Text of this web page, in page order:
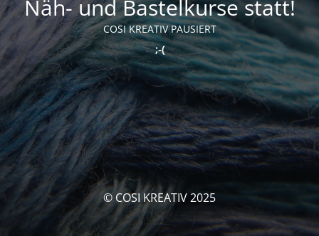
Näh- und Bastelkurse statt!
COSI KREATIV PAUSIERT
;-(
© COSI KREATIV 2025